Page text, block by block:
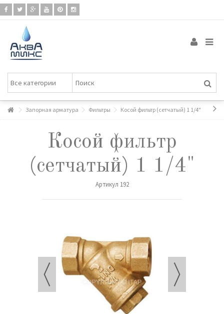
Запорная арматура Фильтры Косой фильтр (сетчатый) 1 1/4"
Косой фильтр
(сетчатый) 1 1/4"
Артикул 192